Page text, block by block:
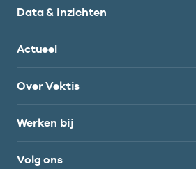
Data & inzichten
Actueel
Over Vektis
Werken bij
Volg ons